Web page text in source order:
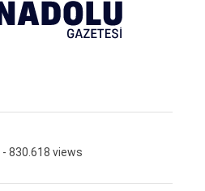
- 830.618 views